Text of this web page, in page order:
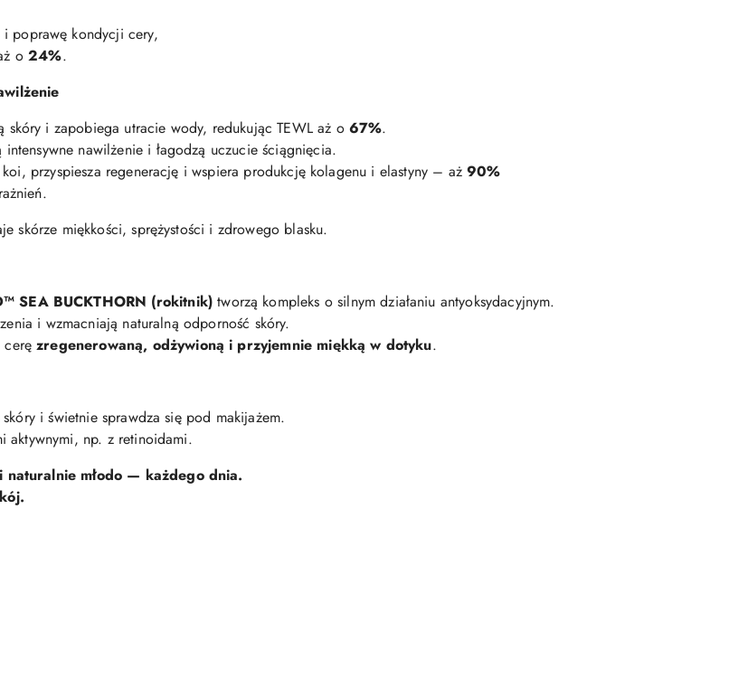
i poprawę kondycji cery,
o24%.
skóry i zapobiega utracie wody, redukując TEWL aż o 67%.
nawilżenie i łagodzą uczucie ściągnięcia.
przyspiesza regenerację i wspiera produkcję kolagenu i elastyny – aż90%
skórze miękkości, sprężystości i zdrowego blasku.
SEA BUCKTHORN (rokitnik) tworzą kompleks o silnym działaniu antyoksydacyjnym.
i wzmacniają naturalną odporność skóry.
ceręzregenerowaną, odżywioną i przyjemnie miękką w dotyku.
i świetnie sprawdza się pod makijażem.
aktywnymi, np. z retinoidami.
młodo — każdego dnia.